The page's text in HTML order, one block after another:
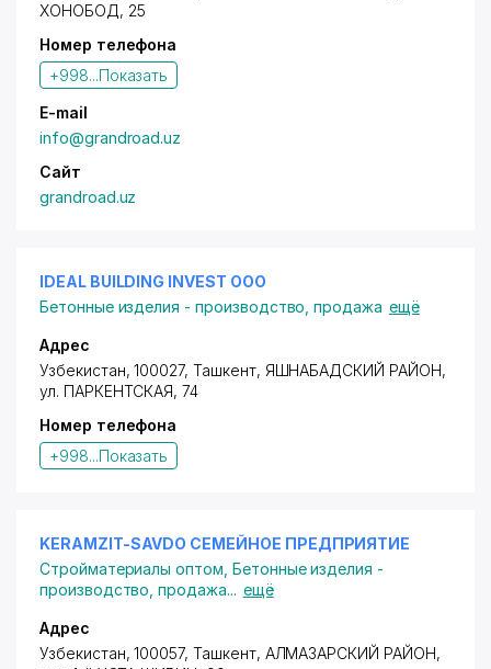
ХОНОБОД, 25
Номер телефона
+998...Показать
E-mail
info@grandroad.uz
Сайт
grandroad.uz
IDEAL BUILDING INVEST ООО
Бетонные изделия - производство, продажа ещё
Адрес
Узбекистан, 100027, Ташкент, ЯШНАБАДСКИЙ РАЙОН,
ул. ПАРКЕНТСКАЯ, 74
Номер телефона
+998...Показать
KERAMZIT-SAVDO СЕМЕЙНОЕ ПРЕДПРИЯТИЕ
Стройматериалы оптом Бетонные изделия -
производство, продажа... ещё
Адрес
Узбекистан, 100057, Ташкент, АЛМАЗАРСКИЙ РАЙОН,